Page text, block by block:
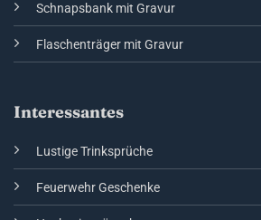
Schnapsbank mit Gravur
Flaschenträger mit Gravur
Interessantes
Lustige Trinksprüche
Feuerwehr Geschenke